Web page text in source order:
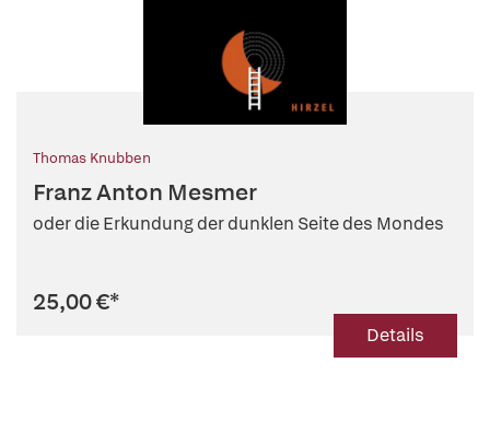
Thomas Knubben
Franz Anton Mesmer
oder die Erkundung der dunklen Seite des Mondes
25,00 €*
Details